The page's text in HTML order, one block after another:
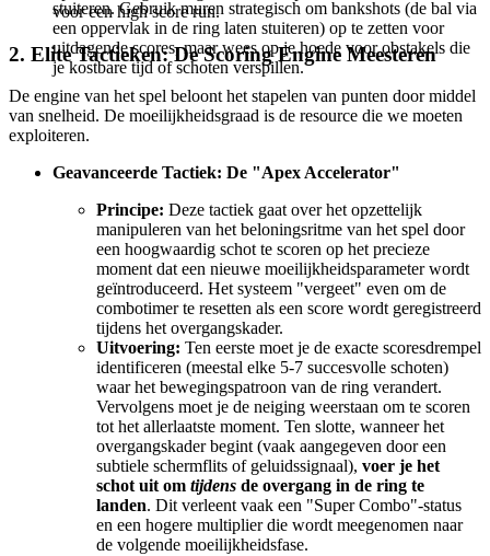
stuiteren. Gebruik muren strategisch om bankshots (de bal via
een oppervlak in de ring laten stuiteren) op te zetten voor
uitdagende scores, maar wees op je hoede voor obstakels die
je kostbare tijd of schoten verspillen.
voor een high score run.
2. Elite Tactieken: De Scoring Engine Meesteren
De engine van het spel beloont het stapelen van punten door middel
van snelheid. De moeilijkheidsgraad is de resource die we moeten
exploiteren.
Geavanceerde Tactiek: De "Apex Accelerator"
Principe: Deze tactiek gaat over het opzettelijk
manipuleren van het beloningsritme van het spel door
een hoogwaardig schot te scoren op het precieze
moment dat een nieuwe moeilijkheidsparameter wordt
geïntroduceerd. Het systeem "vergeet" even om de
combotimer te resetten als een score wordt geregistreerd
tijdens het overgangskader.
Uitvoering: Ten eerste moet je de exacte scoresdrempel
identificeren (meestal elke 5-7 succesvolle schoten)
waar het bewegingspatroon van de ring verandert.
Vervolgens moet je de neiging weerstaan om te scoren
tot het allerlaatste moment. Ten slotte, wanneer het
overgangskader begint (vaak aangegeven door een
subtiele schermflits of geluidssignaal), voer je het
schot uit om tijdens de overgang in de ring te
landen. Dit verleent vaak een "Super Combo"-status
en een hogere multiplier die wordt meegenomen naar
de volgende moeilijkheidsfase.